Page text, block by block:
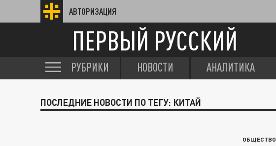
АВТОРИЗАЦИЯ
ПЕРВЫЙ РУССКИЙ
РУБРИКИ НОВОСТИ АНАЛИТИКА
ПОСЛЕДНИЕ НОВОСТИ ПО ТЕГУ: КИТАЙ
ОБЩЕСТВО